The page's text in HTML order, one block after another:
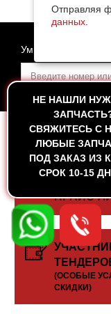
Отправляя
данных
НЕ НАШЛИ
CВЯЖИТЕСЬ С
ЛЮБЫЕ
ПОД ЗАКАЗ ИЗ
СРОК 10-15
Умный поиск
ГЛАВНАЯ —
СКАЧАТЬ
ПРАЙС-
(ОСОБЫЕ
СКИДКИ)